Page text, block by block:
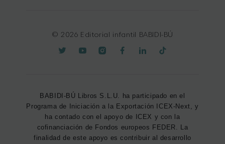
© 2026 Editorial infantil BABIDI-BÚ
BABIDI-BÚ Libros S.L.U. ha participado en el
Programa de Iniciación a la Exportación ICEX-Next, y
ha contado con el apoyo de ICEX y con la
cofinanciación de Fondos europeos FEDER. La
finalidad de este apoyo es contribuir al desarrollo